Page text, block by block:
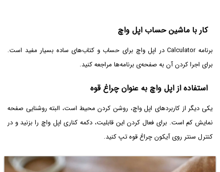
کار با ماشین حساب اپل واچ
برنامه Calculator در اپل واچ برای حساب و کتاب‌های ساده بسیار مفید است.
برای اجرا کردن آن به صفحه‌ی برنامه‌ها مراجعه کنید.
استفاده از اپل واچ به عنوان چراغ قوه
یکی دیگر از کاربردهای اپل واچ، روشن کردن محیط است، البته روشنایی صفحه
نمایش کم است. برای فعال کردن این قابلیت، دکمه کناری اپل واچ را بزنید و در
کنترل سنتر روی آیکون چراغ قوه تپ کنید.